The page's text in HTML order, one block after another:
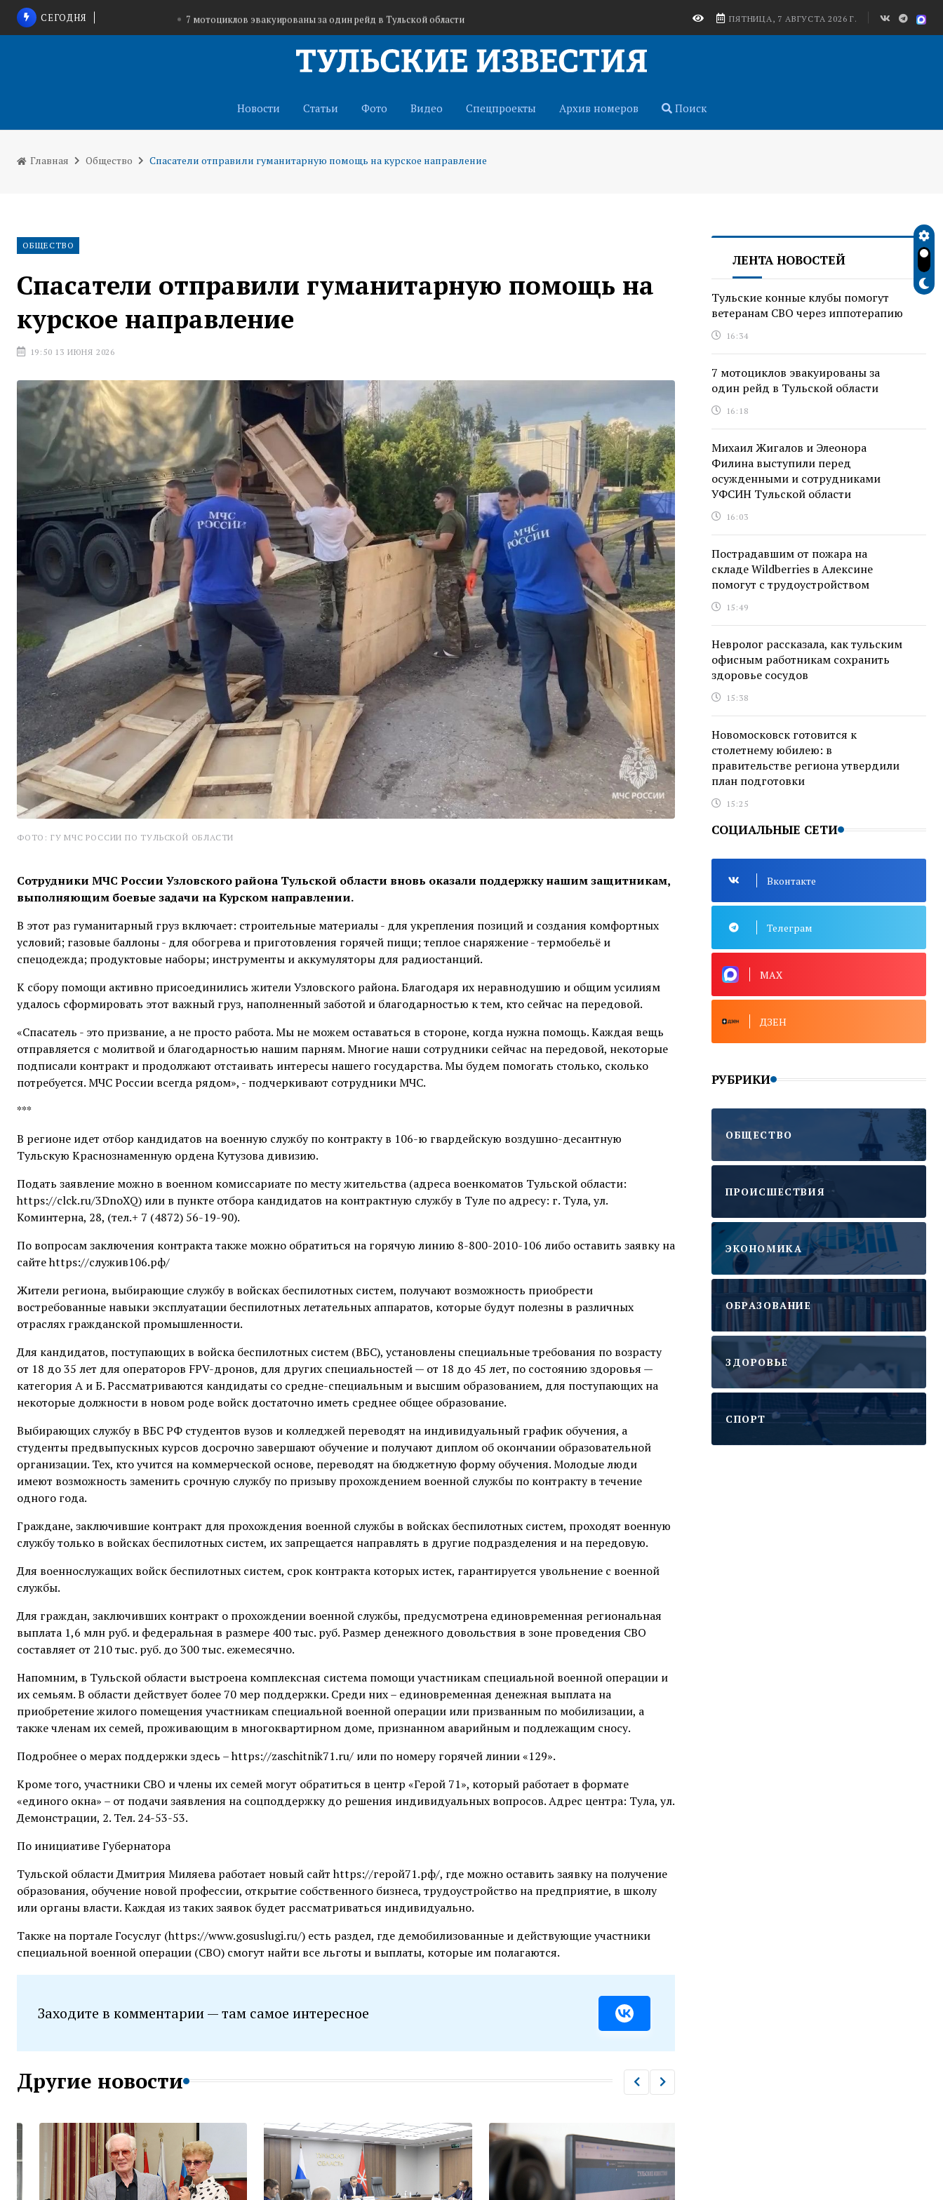
СЕГОДНЯ
7 мотоциклов эвакуированы за один рейд в Тульской области
Михаил Жигалов и Элеонора Филина выступили перед осужденными и сотрудниками УФСИН
Тульские конные клубы помогут ветеранам СВО через иппотерапию
ПЯТНИЦА, 7 АВГУСТА 2026 Г.
Новости Статьи Фото Видео Спецпроекты Архив номеров Поиск
Главная Общество Спасатели отправили гуманитарную помощь на курское направление
ОБЩЕСТВО
Спасатели отправили гуманитарную помощь на
курское направление
19:50 13 ИЮНЯ 2026
ФОТО: ГУ МЧС РОССИИ ПО ТУЛЬСКОЙ ОБЛАСТИ
Сотрудники МЧС России Узловского района Тульской области вновь оказали поддержку нашим защитникам,
выполняющим боевые задачи на Курском направлении.
В этот раз гуманитарный груз включает: строительные материалы - для укрепления позиций и создания комфортных
условий; газовые баллоны - для обогрева и приготовления горячей пищи; теплое снаряжение - термобельё и
спецодежда; продуктовые наборы; инструменты и аккумуляторы для радиостанций.
К сбору помощи активно присоединились жители Узловского района. Благодаря их неравнодушию и общим усилиям
удалось сформировать этот важный груз, наполненный заботой и благодарностью к тем, кто сейчас на передовой.
«Спасатель - это призвание, а не просто работа. Мы не можем оставаться в стороне, когда нужна помощь. Каждая вещь
отправляется с молитвой и благодарностью нашим парням. Многие наши сотрудники сейчас на передовой, некоторые
подписали контракт и продолжают отстаивать интересы нашего государства. Мы будем помогать столько, сколько
потребуется. МЧС России всегда рядом», - подчеркивают сотрудники МЧС.
***
В регионе идет отбор кандидатов на военную службу по контракту в 106-ю гвардейскую воздушно-десантную
Тульскую Краснознаменную ордена Кутузова дивизию.
Подать заявление можно в военном комиссариате по месту жительства (адреса военкоматов Тульской области:
https://clck.ru/3DnoXQ) или в пункте отбора кандидатов на контрактную службу в Туле по адресу: г. Тула, ул.
Коминтерна, 28, (тел.+ 7 (4872) 56-19-90).
По вопросам заключения контракта также можно обратиться на горячую линию 8-800-2010-106 либо оставить заявку на
сайте https://служив106.рф/
Жители региона, выбирающие службу в войсках беспилотных систем, получают возможность приобрести
востребованные навыки эксплуатации беспилотных летательных аппаратов, которые будут полезны в различных
отраслях гражданской промышленности.
Для кандидатов, поступающих в войска беспилотных систем (ВБС), установлены специальные требования по возрасту
от 18 до 35 лет для операторов FPV-дронов, для других специальностей — от 18 до 45 лет, по состоянию здоровья —
категория А и Б. Рассматриваются кандидаты со средне-специальным и высшим образованием, для поступающих на
некоторые должности в новом роде войск достаточно иметь среднее общее образование.
Выбирающих службу в ВБС РФ студентов вузов и колледжей переводят на индивидуальный график обучения, а
студенты предвыпускных курсов досрочно завершают обучение и получают диплом об окончании образовательной
организации. Тех, кто учится на коммерческой основе, переводят на бюджетную форму обучения. Молодые люди
имеют возможность заменить срочную службу по призыву прохождением военной службы по контракту в течение
одного года.
Граждане, заключившие контракт для прохождения военной службы в войсках беспилотных систем, проходят военную
службу только в войсках беспилотных систем, их запрещается направлять в другие подразделения и на передовую.
Для военнослужащих войск беспилотных систем, срок контракта которых истек, гарантируется увольнение с военной
службы.
Для граждан, заключивших контракт о прохождении военной службы, предусмотрена единовременная региональная
выплата 1,6 млн руб. и федеральная в размере 400 тыс. руб. Размер денежного довольствия в зоне проведения СВО
составляет от 210 тыс. руб. до 300 тыс. ежемесячно.
Напомним, в Тульской области выстроена комплексная система помощи участникам специальной военной операции и
их семьям. В области действует более 70 мер поддержки. Среди них – единовременная денежная выплата на
приобретение жилого помещения участникам специальной военной операции или призванным по мобилизации, а
также членам их семей, проживающим в многоквартирном доме, признанном аварийным и подлежащим сносу.
Подробнее о мерах поддержки здесь – https://zaschitnik71.ru/ или по номеру горячей линии «129».
Кроме того, участники СВО и члены их семей могут обратиться в центр «Герой 71», который работает в формате
«единого окна» – от подачи заявления на соцподдержку до решения индивидуальных вопросов. Адрес центра: Тула, ул.
Демонстрации, 2. Тел. 24-53-53.
По инициативе Губернатора
Тульской области Дмитрия Миляева работает новый сайт https://герой71.рф/, где можно оставить заявку на получение
образования, обучение новой профессии, открытие собственного бизнеса, трудоустройство на предприятие, в школу
или органы власти. Каждая из таких заявок будет рассматриваться индивидуально.
Также на портале Госуслуг (https://www.gosuslugi.ru/) есть раздел, где демобилизованные и действующие участники
специальной военной операции (СВО) смогут найти все льготы и выплаты, которые им полагаются.
Заходите в комментарии — там самое интересное
Другие новости
ЛЕНТА НОВОСТЕЙ
Тульские конные клубы помогут
ветеранам СВО через иппотерапию
16:34
7 мотоциклов эвакуированы за
один рейд в Тульской области
16:18
Михаил Жигалов и Элеонора
Филина выступили перед
осужденными и сотрудниками
УФСИН Тульской области
16:03
Пострадавшим от пожара на
складе Wildberries в Алексине
помогут с трудоустройством
15:49
Невролог рассказала, как тульским
офисным работникам сохранить
здоровье сосудов
15:38
Новомосковск готовится к
столетнему юбилею: в
правительстве региона утвердили
план подготовки
15:25
СОЦИАЛЬНЫЕ СЕТИ
Вконтакте
Телеграм
MAX
ДЗЕН
РУБРИКИ
ОБЩЕСТВО
ПРОИСШЕСТВИЯ
ЭКОНОМИКА
ОБРАЗОВАНИЕ
ЗДОРОВЬЕ
CПОРТ